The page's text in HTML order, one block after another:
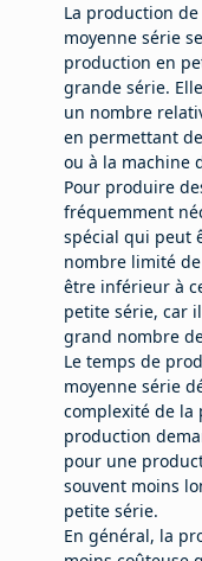
La production
moyenne série
production en
grande série.
un nombre
en permettant
ou à la machine
Pour produire
fréquemment
spécial qui peut
nombre limité
être inférieur à
petite série, car
grand nombre
Le temps de
moyenne série
complexité de la
production
pour une
souvent moins
petite série.
En général, la